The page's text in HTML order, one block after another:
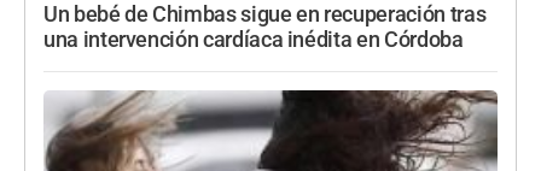
Un bebé de Chimbas sigue en recuperación tras
una intervención cardíaca inédita en Córdoba